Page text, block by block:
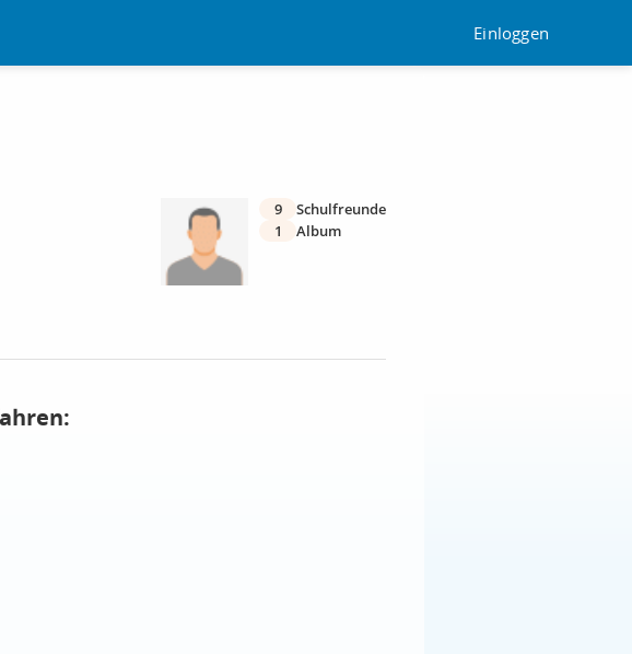
Einloggen
9
Schulfreunde
1
Album